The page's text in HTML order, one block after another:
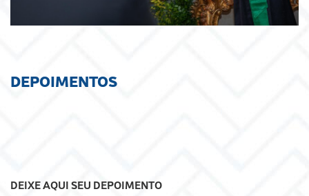
DEPOIMENTOS
DEIXE AQUI SEU DEPOIMENTO